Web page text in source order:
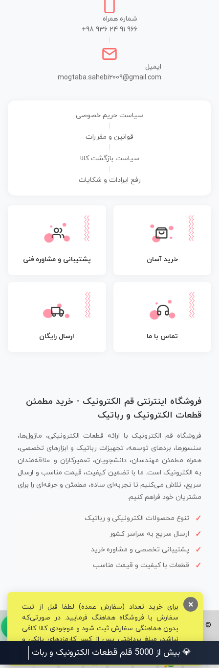
شماره همراه
+98 936 24 91 966
ایمیل
mogtaba.sahebi2009@gmail.com
سیاست حریم خصوصی
قوانین و مقررات
سیاست بازگشت کالا
رفع ایرادات و شکایات
خرید آسان پشتیبانی و مشاوره فنی
تماس با ما ارسال رایگان
فروشگاه اینترنتی قم الکترونیک - خرید مطمئن
قطعات الکترونیک و رباتیک
فروشگاه قم الکترونیک با ارائه قطعات الکترونیکی، ماژول‌ها،
سنسورها، بردهای توسعه، تجهیزات رباتیک و ابزارهای تخصصی،
همراه مطمئن مهندسان، دانشجویان، تعمیرکاران و علاقه‌مندان
به الکترونیک است. ما با تضمین کیفیت، قیمت مناسب و ارسال
سریع، تلاش می‌کنیم تا تجربه‌ای ساده، مطمئن و حرفه‌ای را برای
مشتریان خود فراهم کنیم.
تنوع محصولات الکترونیکی و رباتیک
ارسال سریع به سراسر کشور
پشتیبانی تخصصی و مشاوره خرید
قطعات با کیفیت و قیمت مناسب
© تمامی حقوق برای فروشگاه تخصصی قم الکترونیک محفوظ می‌باشد.
برای خرید تعداد (سفارش عمده) لطفا قبل از ثبت
سفارش با فروشگاه هماهنگ فرمایید. در صورتی‌که
بدون هماهنگی سفارش ثبت شود و موجودی کالا کافی
نباشد، مبلغ پرداختی پس از کسر کارمزدهای بانکی و
مالیاتی به حساب شما بازگشت داده خواهد شد.
×
💎 بیش از 5000 قلم قطعات الکترونیک و رباتیک